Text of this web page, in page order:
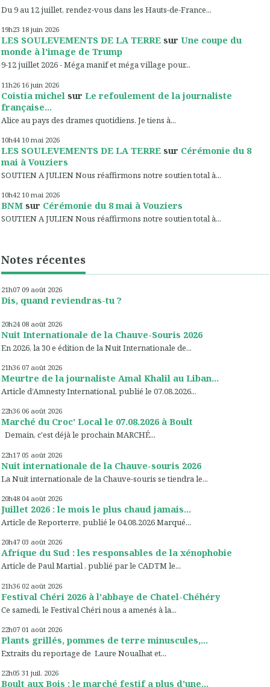
Du 9 au 12 juillet, rendez-vous dans les Hauts-de-France...
19h23 18 juin 2026
LES SOULEVEMENTS DE LA TERRE sur Une coupe du
monde à l’image de Trump
9-12 juillet 2026 - Méga manif et méga village pour...
11h26 16 juin 2026
Coistia michel sur Le refoulement de la journaliste
française...
Alice au pays des drames quotidiens. Je tiens à...
10h44 10 mai 2026
LES SOULEVEMENTS DE LA TERRE sur Cérémonie du 8
mai à Vouziers
SOUTIEN A JULIEN Nous réaffirmons notre soutien total à...
10h42 10 mai 2026
BNM sur Cérémonie du 8 mai à Vouziers
SOUTIEN A JULIEN Nous réaffirmons notre soutien total à...
Notes récentes
21h07 09 août 2026
Dis, quand reviendras-tu ?
20h24 08 août 2026
Nuit Internationale de la Chauve-Souris 2026
En 2026, la 30 e édition de la Nuit Internationale de...
21h36 07 août 2026
Meurtre de la journaliste Amal Khalil au Liban...
Article d’Amnesty International, publié le 07.08.2026...
22h36 06 août 2026
Marché du Croc' Local le 07.08.2026 à Boult
Demain, c'est déjà le prochain MARCHÉ...
22h17 05 août 2026
Nuit internationale de la Chauve-souris 2026
La Nuit internationale de la Chauve-souris se tiendra le...
20h48 04 août 2026
Juillet 2026 : le mois le plus chaud jamais...
Article de Reporterre, publié le 04.08.2026 Marqué...
20h47 03 août 2026
Afrique du Sud : les responsables de la xénophobie
Article de Paul Martial , publié par le CADTM le...
21h36 02 août 2026
Festival Chéri 2026 à l'abbaye de Chatel-Chéhéry
Ce samedi, le Festival Chéri nous a amenés à la...
22h07 01 août 2026
Plants grillés, pommes de terre minuscules,...
Extraits du reportage de Laure Noualhat et...
22h05 31 juil. 2026
Boult aux Bois : le marché festif a plus d'une...